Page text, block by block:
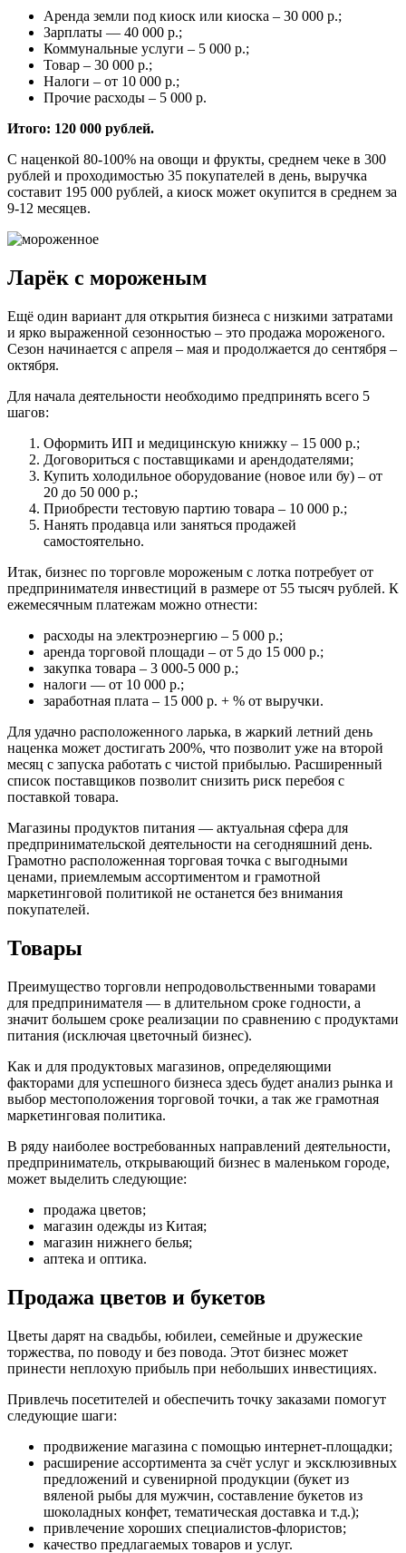
Аренда земли под киоск или киоска – 30 000 р.;
Зарплаты — 40 000 р.;
Коммунальные услуги – 5 000 р.;
Товар – 30 000 р.;
Налоги – от 10 000 р.;
Прочие расходы – 5 000 р.
Итого: 120 000 рублей.
С наценкой 80-100% на овощи и фрукты, среднем чеке в 300
рублей и проходимостью 35 покупателей в день, выручка
составит 195 000 рублей, а киоск может окупится в среднем за
9-12 месяцев.
Ларёк с мороженым
Ещё один вариант для открытия бизнеса с низкими затратами
и ярко выраженной сезонностью – это продажа мороженого.
Сезон начинается с апреля – мая и продолжается до сентября –
октября.
Для начала деятельности необходимо предпринять всего 5
шагов:
Оформить ИП и медицинскую книжку – 15 000 р.;
Договориться с поставщиками и арендодателями;
Купить холодильное оборудование (новое или бу) – от
20 до 50 000 р.;
Приобрести тестовую партию товара – 10 000 р.;
Нанять продавца или заняться продажей
самостоятельно.
Итак, бизнес по торговле мороженым с лотка потребует от
предпринимателя инвестиций в размере от 55 тысяч рублей. К
ежемесячным платежам можно отнести:
расходы на электроэнергию – 5 000 р.;
аренда торговой площади – от 5 до 15 000 р.;
закупка товара – 3 000-5 000 р.;
налоги — от 10 000 р.;
заработная плата – 15 000 р. + % от выручки.
Для удачно расположенного ларька, в жаркий летний день
наценка может достигать 200%, что позволит уже на второй
месяц с запуска работать с чистой прибылью. Расширенный
список поставщиков позволит снизить риск перебоя с
поставкой товара.
Магазины продуктов питания — актуальная сфера для
предпринимательской деятельности на сегодняшний день.
Грамотно расположенная торговая точка с выгодными
ценами, приемлемым ассортиментом и грамотной
маркетинговой политикой не останется без внимания
покупателей.
Товары
Преимущество торговли непродовольственными товарами
для предпринимателя — в длительном сроке годности, а
значит большем сроке реализации по сравнению с продуктами
питания (исключая цветочный бизнес).
Как и для продуктовых магазинов, определяющими
факторами для успешного бизнеса здесь будет анализ рынка и
выбор местоположения торговой точки, а так же грамотная
маркетинговая политика.
В ряду наиболее востребованных направлений деятельности,
предприниматель, открывающий бизнес в маленьком городе,
может выделить следующие:
продажа цветов;
магазин одежды из Китая;
магазин нижнего белья;
аптека и оптика.
Продажа цветов и букетов
Цветы дарят на свадьбы, юбилеи, семейные и дружеские
торжества, по поводу и без повода. Этот бизнес может
принести неплохую прибыль при небольших инвестициях.
Привлечь посетителей и обеспечить точку заказами помогут
следующие шаги:
продвижение магазина с помощью интернет-площадки;
расширение ассортимента за счёт услуг и эксклюзивных
предложений и сувенирной продукции (букет из
вяленой рыбы для мужчин, составление букетов из
шоколадных конфет, тематическая доставка и т.д.);
привлечение хороших специалистов-флористов;
качество предлагаемых товаров и услуг.